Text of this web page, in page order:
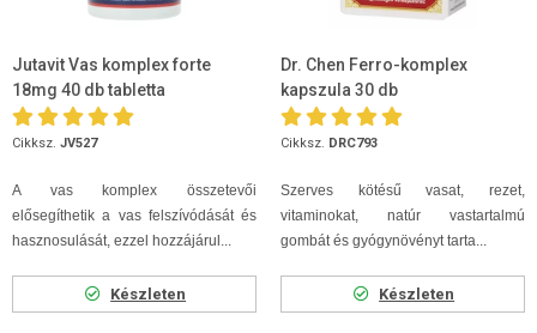
Jutavit Vas komplex forte
18mg 40 db tabletta
Cikksz. JV527
A vas komplex összetevői
elősegíthetik a vas felszívódását és
hasznosulását, ezzel hozzájárul...
Készleten
Dr. Chen Ferro-komplex
kapszula 30 db
Cikksz. DRC793
Szerves kötésű vasat, rezet,
vitaminokat, natúr vastartalmú
gombát és gyógynövényt tarta...
Készleten